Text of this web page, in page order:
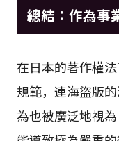
總結：作為事
在日本的著作權
規範，連海盜版
為也被廣泛地視